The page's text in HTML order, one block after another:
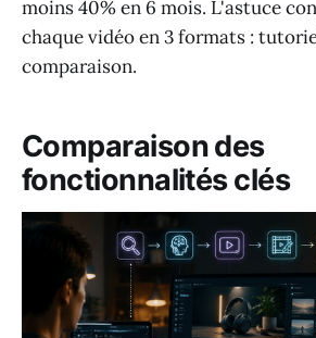
moins 40% en 6 mois. L'astuce
chaque vidéo en 3 formats :
comparaison.
Comparaison des
fonctionnalités clés